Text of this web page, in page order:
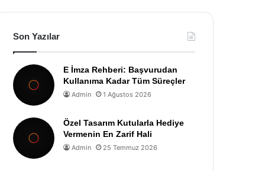
Son Yazılar
E İmza Rehberi: Başvurudan
Kullanıma Kadar Tüm Süreçler
Admin 1 Ağustos 2026
Özel Tasarım Kutularla Hediye
Vermenin En Zarif Hali
Admin 25 Temmuz 2026